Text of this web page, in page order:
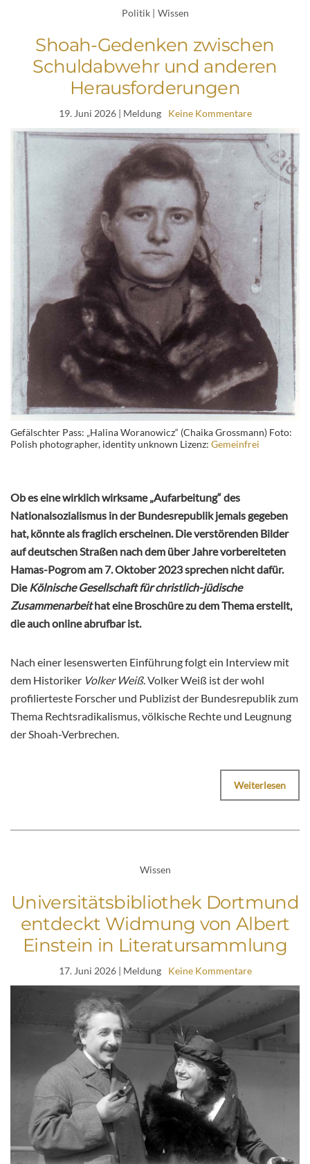
Politik | Wissen
Shoah-Gedenken zwischen
Schuldabwehr und anderen
Herausforderungen
19. Juni 2026| Meldung Keine Kommentare
Gefälschter Pass: „Halina Woranowicz“ (Chaika Grossmann) Foto:
Polish photographer, identity unknown Lizenz: Gemeinfrei
Ob es eine wirklich wirksame „Aufarbeitung“ des
Nationalsozialismus in der Bundesrepublik jemals gegeben
hat, könnte als fraglich erscheinen. Die verstörenden Bilder
auf deutschen Straßen nach dem über Jahre vorbereiteten
Hamas-Pogrom am 7. Oktober 2023 sprechen nicht dafür.
DieKölnische Gesellschaft für christlich-jüdische
Zusammenarbeithat eine Broschüre zu dem Thema erstellt,
die auch online abrufbar ist.
Nach einer lesenswerten Einführung folgt ein Interview mit
dem Historiker Volker Weiß. Volker Weiß ist der wohl
profilierteste Forscher und Publizist der Bundesrepublik zum
Thema Rechtsradikalismus, völkische Rechte und Leugnung
der Shoah-Verbrechen.
Weiterlesen
Wissen
Universitätsbibliothek Dortmund
entdeckt Widmung von Albert
Einstein in Literatursammlung
17. Juni 2026| Meldung Keine Kommentare